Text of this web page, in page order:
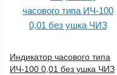
Индикатор часового типа
ИЧ-100 0,01 без ушка ЧИЗ